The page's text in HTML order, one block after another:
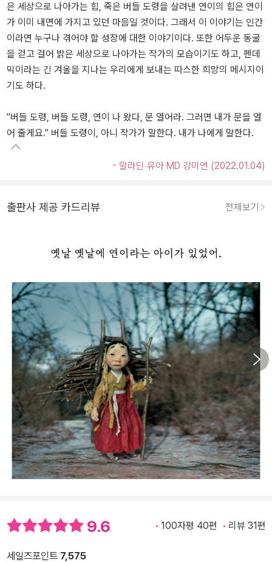
은 세상으로 나아가는 힘, 죽은 버들 도령을 살려낸 연이의 힘은 연이
가 이미 내면에 가지고 있던 마음일 것이다. 그래서 이 이야기는 인간
이라면 누구나 겪어야 할 성장에 대한 이야기이다. 또한 어두운 동굴
을 걷고 걸어 밝은 세상으로 나아가는 작가의 모습이기도 하고, 펜데
믹이라는 긴 겨울을 지나는 우리에게 보내는 따스한 희망의 메시지이
기도 하다.
"버들 도령, 버들 도령, 연이 나 왔다, 문 열어라. 그러면 내가 문을 열
어 줄게요." 버들 도령이, 아니 작가가 말한다. 내가 나에게 말한다.
- 알라딘 유아 MD 강미연 (2022.01.04)
출판사 제공 카드리뷰 전체보기
9.6 100자평 40편 리뷰 31편
세일즈포인트 7,575